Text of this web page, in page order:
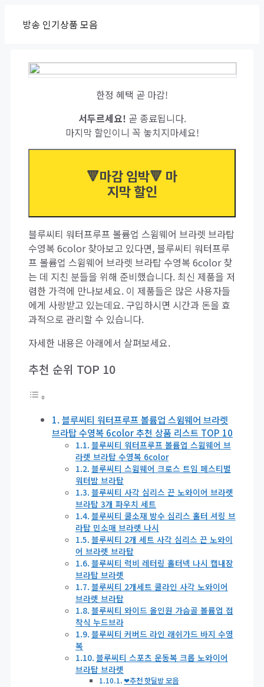
방송 인기상품 모음
한정 혜택 곧 마감!
서두르세요! 곧 종료됩니다.
마지막 할인이니 꼭 놓치지마세요!
🔻마감 임박🔻 마
지막 할인
블루씨티 워터프루프 볼륨업 스윔웨어 브라렛 브라탑
수영복 6color 찾아보고 있다면, 블루씨티 워터프루
프 볼륨업 스윔웨어 브라렛 브라탑 수영복 6color 찾
는 데 지친 분들을 위해 준비했습니다. 최신 제품을 저
렴한 가격에 만나보세요. 이 제품들은 많은 사용자들
에게 사랑받고 있는데요. 구입하시면 시간과 돈을 효
과적으로 관리할 수 있습니다.
자세한 내용은 아래에서 살펴보세요.
추천 순위 TOP 10
블루씨티 워터프루프 볼륨업 스윔웨어 브라렛
브라탑 수영복 6color 추천 상품 리스트 TOP 10
블루씨티 워터프루프 볼륨업 스윔웨어 브
라렛 브라탑 수영복 6color
블루씨티 스윔웨어 크로스 트임 페스티벌
워터밤 브라탑
블루씨티 사각 심리스 끈 노와이어 브라렛
브라탑 3개 파우치 세트
블루씨티 쿨소재 방수 심리스 홀터 셔링 브
라탑 민소매 브라렛 나시
블루씨티 2개 세트 사각 심리스 끈 노와이
어 브라렛 브라탑
블루씨티 럭비 레터링 홀터넥 나시 캡내장
브라탑 브라렛
블루씨티 2개세트 쿨라인 사각 노와이어
브라렛 브라탑
블루씨티 와이드 올인원 가슴골 볼륨업 접
착식 누드브라
블루씨티 커버드 라인 래쉬가드 바지 수영
복
블루씨티 스포츠 운동복 크롭 노와이어
브라탑 브라렛
❤추천 핫딜방 모음